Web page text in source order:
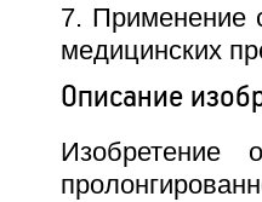
7. Применение
медицинских
Описание
Изобретение